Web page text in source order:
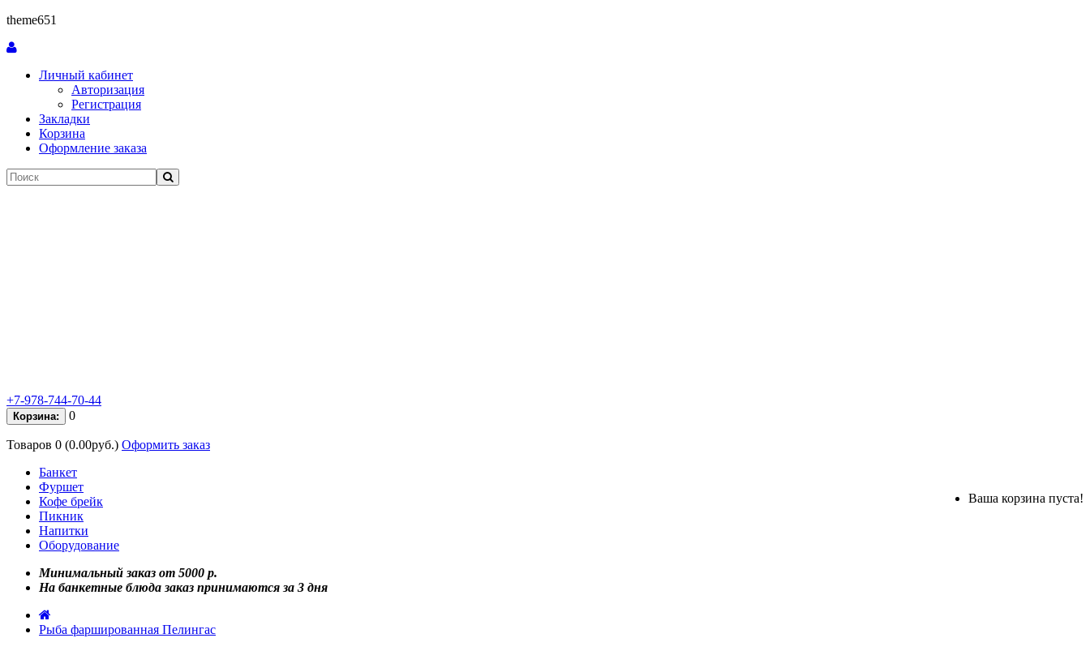
theme651
Личный кабинет
Авторизация
Регистрация
Закладки
Корзина
Оформление заказа
+7-978-744-70-44
Корзина: 0
Товаров 0 (0.00руб.) Оформить заказ
Ваша корзина пуста!
Банкет
Фуршет
Кофе брейк
Пикник
Напитки
Оборудование
Минимальный заказ от 5000 р.
На банкетные блюда заказ принимаются за 3 дня
Рыба фаршированная Пелингас